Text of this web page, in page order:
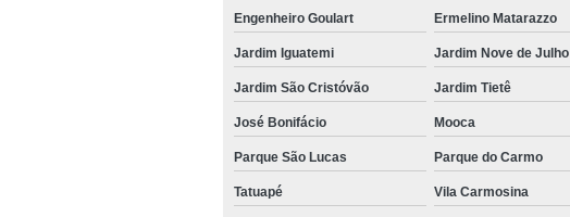
Engenheiro Goulart Ermelino Matarazzo
Jardim Iguatemi Jardim Nove de Julho
Jardim São Cristóvão Jardim Tietê
José Bonifácio Mooca
Parque São Lucas Parque do Carmo
Tatuapé Vila Carmosina